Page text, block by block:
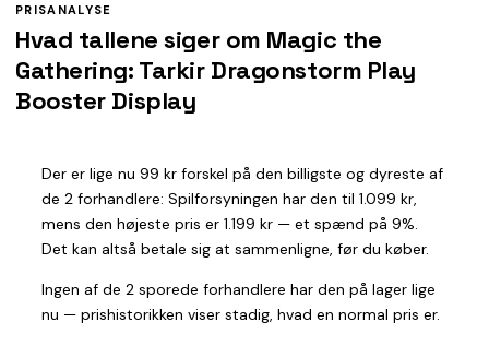
PRISANALYSE
Hvad tallene siger om Magic the
Gathering: Tarkir Dragonstorm Play
Booster Display
Der er lige nu 99 kr forskel på den billigste og dyreste af
de 2 forhandlere: Spilforsyningen har den til 1.099 kr,
mens den højeste pris er 1.199 kr — et spænd på 9%.
Det kan altså betale sig at sammenligne, før du køber.
Ingen af de 2 sporede forhandlere har den på lager lige
nu — prishistorikken viser stadig, hvad en normal pris er.